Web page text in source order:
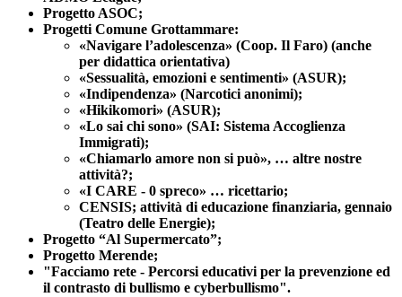
Progetto ASOC;
Progetti Comune Grottammare:
«Navigare l’adolescenza» (Coop. Il Faro) (anche
per didattica orientativa)
«Sessualità, emozioni e sentimenti» (ASUR);
«Indipendenza» (Narcotici anonimi);
«Hikikomori» (ASUR);
«Lo sai chi sono» (SAI: Sistema Accoglienza
Immigrati);
«Chiamarlo amore non si può», … altre nostre
attività?;
«I CARE - 0 spreco» … ricettario;
CENSIS; attività di educazione finanziaria, gennaio
(Teatro delle Energie);
Progetto “Al Supermercato”;
Progetto Merende;
"Facciamo rete - Percorsi educativi per la prevenzione ed
il contrasto di bullismo e cyberbullismo".